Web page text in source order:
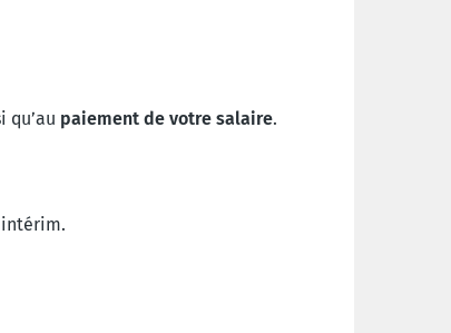
qu’au paiement de votre salaire.